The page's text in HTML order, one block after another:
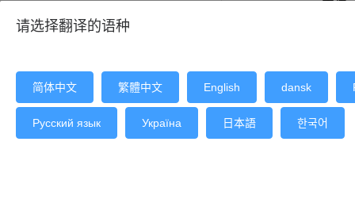
请选择翻译的语种
简体中文 繁體中文 English dansk
Русский язык Україна 日本語 한국어
6.3 宣传
7保障措
7.1 机构